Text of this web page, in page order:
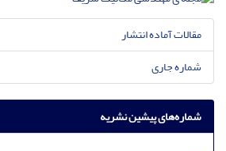
مقالات آماده انتشار
شماره جاری
شماره‌های پیشین نشریه